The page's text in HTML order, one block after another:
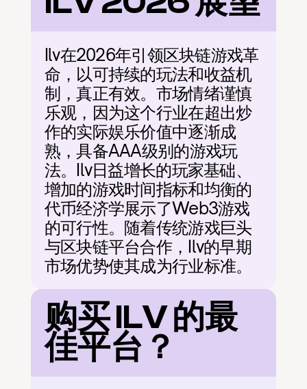
Ilv在2026年引领区块链游戏革
命，以可持续的玩法和收益机
制，真正有效。市场情绪谨慎
乐观，因为这个行业在超出炒
作的实际娱乐价值中逐渐成
熟，具备AAA级别的游戏玩
法。Ilv日益增长的玩家基础、
增加的游戏时间指标和均衡的
代币经济学展示了Web3游戏
的可行性。随着传统游戏巨头
与区块链平台合作，Ilv的早期
市场优势使其成为行业标准。
购买 ILV 的最
佳平台？